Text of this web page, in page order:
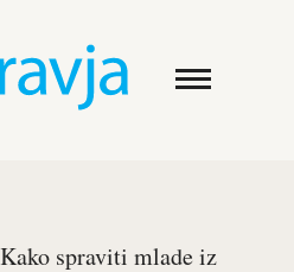
Kako spraviti mlade iz